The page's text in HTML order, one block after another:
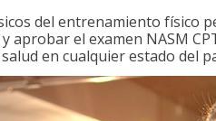
del entrenamiento físico
el examen NASM
en cualquier estado del